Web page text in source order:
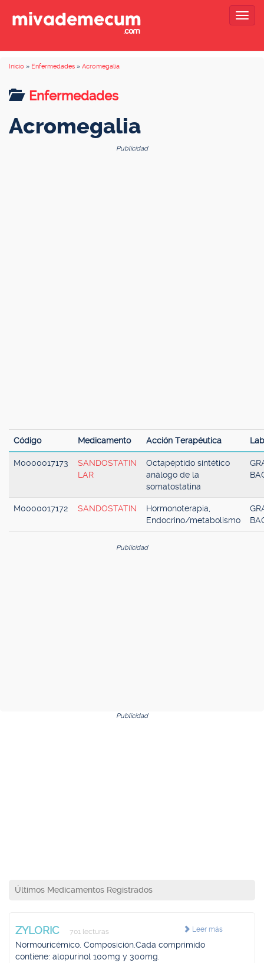
Inicio » Enfermedades » Acromegalia
Enfermedades
Acromegalia
Publicidad
Código Medicamento Acción Terapéutica
M0000017173
SANDOSTATIN
LAR
Octapéptido sintético
análogo de la
somatostatina
M0000017172 SANDOSTATIN
Hormonoterapia,
Endocrino/metabolismo
Publicidad
Publicidad
Últimos Medicamentos Registrados
Leer más
ZYLORIC 701 lecturas
Normouricémico. Composición.Cada comprimido
contiene: alopurinol 100mg y 300mg.